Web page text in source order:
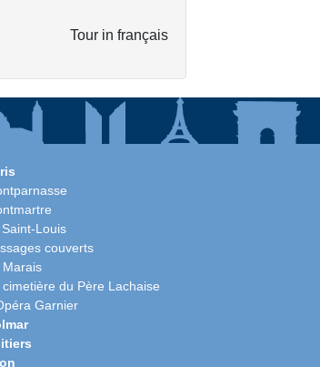
Tour in français
Saint-Louis
couverts
Marais
cimetière du Père Lachaise
Garnier